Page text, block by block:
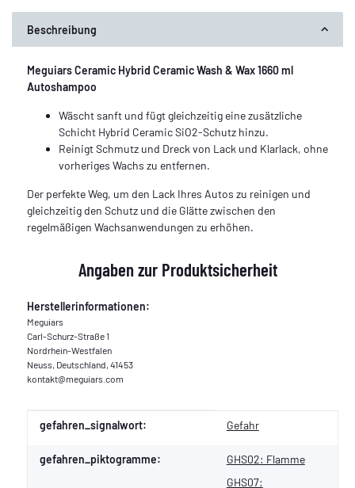
Beschreibung
Meguiars Ceramic Hybrid Ceramic Wash & Wax 1660 ml
Autoshampoo
Wäscht sanft und fügt gleichzeitig eine zusätzliche
Schicht Hybrid Ceramic SiO2-Schutz hinzu.
Reinigt Schmutz und Dreck von Lack und Klarlack, ohne
vorheriges Wachs zu entfernen.
Der perfekte Weg, um den Lack Ihres Autos zu reinigen und
gleichzeitig den Schutz und die Glätte zwischen den
regelmäßigen Wachsanwendungen zu erhöhen.
Angaben zur Produktsicherheit
Herstellerinformationen:
Meguiars
Carl-Schurz-Straße 1
Nordrhein-Westfalen
Neuss, Deutschland, 41453
kontakt@meguiars.com
Produkteigenschaft
Wert
gefahren_signalwort: Gefahr
gefahren_piktogramme:
GHS02: Flamme
GHS07: